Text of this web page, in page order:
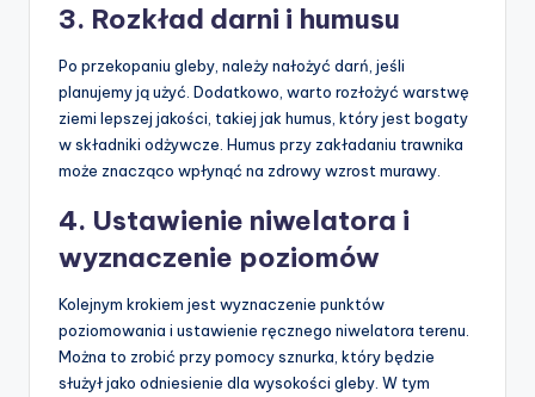
3. Rozkład darni i humusu
Po przekopaniu gleby, należy nałożyć darń, jeśli
planujemy ją użyć. Dodatkowo, warto rozłożyć warstwę
ziemi lepszej jakości, takiej jak humus, który jest bogaty
w składniki odżywcze. Humus przy zakładaniu trawnika
może znacząco wpłynąć na zdrowy wzrost murawy.
4. Ustawienie niwelatora i
wyznaczenie poziomów
Kolejnym krokiem jest wyznaczenie punktów
poziomowania i ustawienie ręcznego niwelatora terenu.
Można to zrobić przy pomocy sznurka, który będzie
służył jako odniesienie dla wysokości gleby. W tym